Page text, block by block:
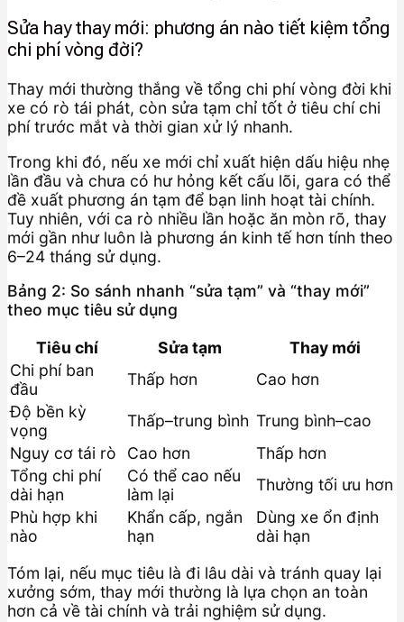
Sửa hay thay mới: phương án nào tiết kiệm tổng
chi phí vòng đời?
Thay mới thường thắng về tổng chi phí vòng đời khi
xe có rò tái phát, còn sửa tạm chỉ tốt ở tiêu chí chi
phí trước mắt và thời gian xử lý nhanh.
Trong khi đó, nếu xe mới chỉ xuất hiện dấu hiệu nhẹ
lần đầu và chưa có hư hỏng kết cấu lõi, gara có thể
đề xuất phương án tạm để bạn linh hoạt tài chính.
Tuy nhiên, với ca rò nhiều lần hoặc ăn mòn rõ, thay
mới gần như luôn là phương án kinh tế hơn tính theo
6–24 tháng sử dụng.
Bảng 2: So sánh nhanh “sửa tạm” và “thay mới”
theo mục tiêu sử dụng
Tiêu chí
Sửa tạm
Thay mới
Chi phí ban
đầu
Thấp hơn
Cao hơn
Độ bền kỳ
vọng
Thấp–trung bình Trung bình–cao
Nguy cơ tái rò
Cao hơn
Thấp hơn
Tổng chi phí
dài hạn
Có thể cao nếu
làm lại
Thường tối ưu hơn
Phù hợp khi
nào
Khẩn cấp, ngắn
hạn
Dùng xe ổn định
dài hạn
Tóm lại, nếu mục tiêu là đi lâu dài và tránh quay lại
xưởng sớm, thay mới thường là lựa chọn an toàn
hơn cả về tài chính và trải nghiệm sử dụng.